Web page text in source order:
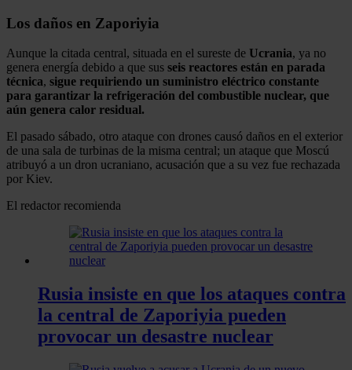
Los daños en Zaporiyia
Aunque la citada central, situada en el sureste de Ucrania, ya no
genera energía debido a que sus seis reactores están en parada
técnica, sigue requiriendo un suministro eléctrico constante
para garantizar la refrigeración del combustible nuclear, que
aún genera calor residual.
El pasado sábado, otro ataque con drones causó daños en el exterior
de una sala de turbinas de la misma central; un ataque que Moscú
atribuyó a un dron ucraniano, acusación que a su vez fue rechazada
por Kiev.
El redactor recomienda
Rusia insiste en que los ataques contra
la central de Zaporiyia pueden
provocar un desastre nuclear